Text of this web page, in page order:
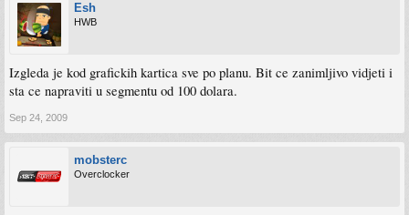
Esh
HWB
Izgleda je kod grafickih kartica sve po planu. Bit ce zanimljivo vidjeti i
sta ce napraviti u segmentu od 100 dolara.
Sep 24, 2009
mobsterc
Overclocker